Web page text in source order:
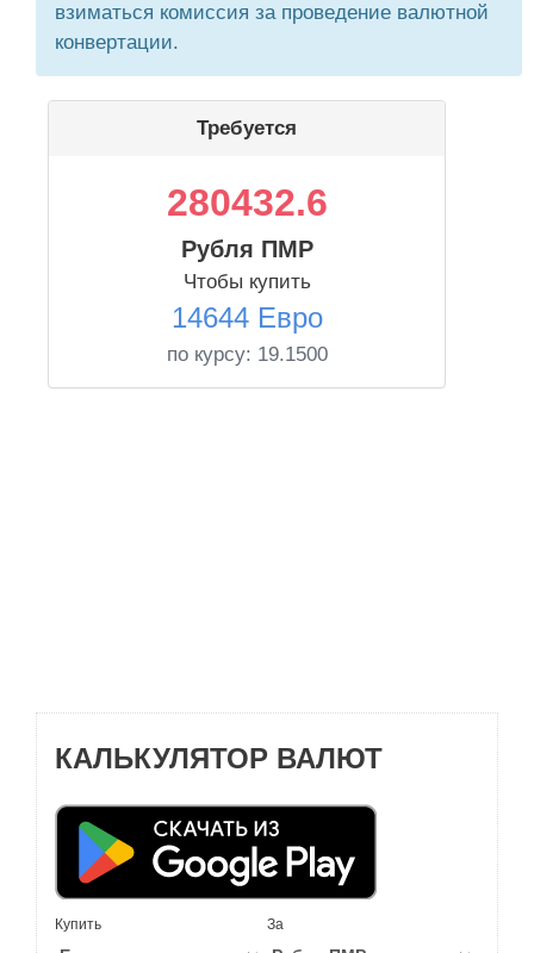
взиматься комиссия за проведение валютной
конвертации.
Требуется
280432.6
Рубля ПМР
Чтобы купить
14644 Евро
по курсу: 19.1500
КАЛЬКУЛЯТОР ВАЛЮТ
Купить За